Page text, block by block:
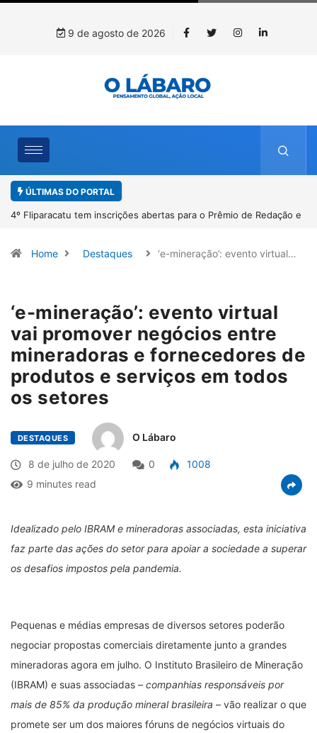
9 de agosto de 2026
ÚLTIMAS DO PORTAL
4º Fliparacatu tem inscrições abertas para o Prêmio de Redação e
Home Destaques ‘e-mineração’: evento virtual…
‘e-mineração’: evento virtual
vai promover negócios entre
mineradoras e fornecedores de
produtos e serviços em todos
os setores
DESTAQUES O Lábaro
8 de julho de 2020 0
1008
9 minutes read
Idealizado pelo IBRAM e mineradoras associadas, esta iniciativa
faz parte das ações do setor para apoiar a sociedade a superar
os desafios impostos pela pandemia.
Pequenas e médias empresas de diversos setores poderão
negociar propostas comerciais diretamente junto a grandes
mineradoras agora em julho. O Instituto Brasileiro de Mineração
(IBRAM) e suas associadas – companhias responsáveis por
mais de 85% da produção mineral brasileira – vão realizar o que
promete ser um dos maiores fóruns de negócios virtuais do